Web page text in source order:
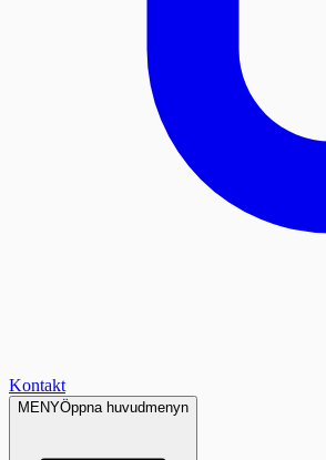
Kontakt
MENYÖppna huvudmenyn